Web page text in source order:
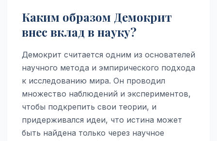
Каким образом Демокрит
внес вклад в науку?
Демокрит считается одним из основателей
научного метода и эмпирического подхода
к исследованию мира. Он проводил
множество наблюдений и экспериментов,
чтобы подкрепить свои теории, и
придерживался идеи, что истина может
быть найдена только через научное